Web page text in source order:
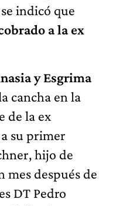
indicó que
a la ex
y Esgrima
cancha en la
de la ex
su primer
hijo de
mes después de
DT Pedro